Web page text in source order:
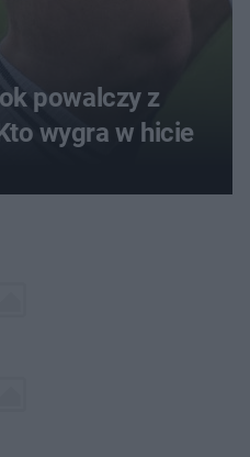
powalczy z
wygra w hicie